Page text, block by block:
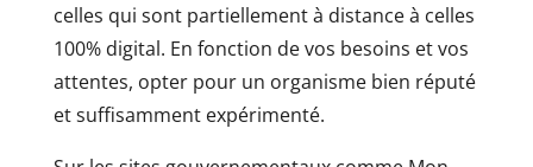
celles qui sont partiellement à distance à celles
100% digital. En fonction de vos besoins et vos
attentes, opter pour un organisme bien réputé
et suffisamment expérimenté.